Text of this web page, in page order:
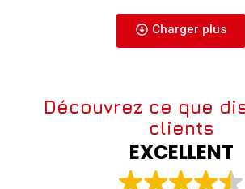
Charger plus
Découvrez ce que
clients
EXCELLENT